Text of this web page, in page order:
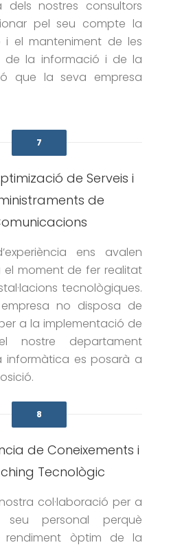
dels nostres consultors
pel seu compte la
i el manteniment de les
de la informació i de la
que la seva empresa
7
de Serveis i
de
ens avalen
el moment de fer realitat
tecnològiques.
no disposa de
a la implementació de
nostre departament
informàtica es posarà a
8
de Coneixements i
Tecnològic
col·laboració per a
personal perquè
rendiment òptim de la